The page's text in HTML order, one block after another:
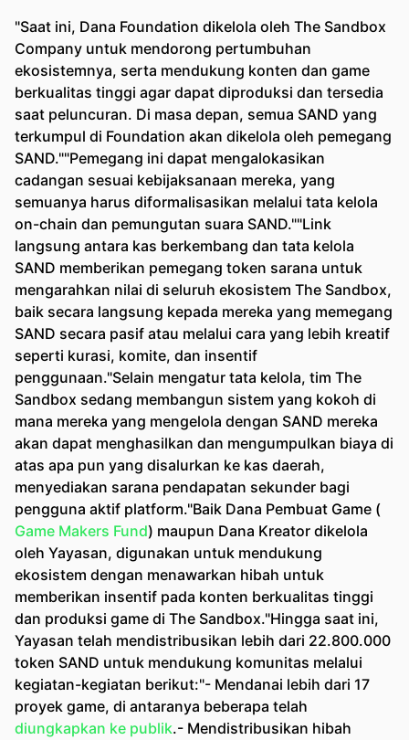
"Saat ini, Dana Foundation dikelola oleh The Sandbox
Company untuk mendorong pertumbuhan
ekosistemnya, serta mendukung konten dan game
berkualitas tinggi agar dapat diproduksi dan tersedia
saat peluncuran. Di masa depan, semua SAND yang
terkumpul di Foundation akan dikelola oleh pemegang
SAND.""Pemegang ini dapat mengalokasikan
cadangan sesuai kebijaksanaan mereka, yang
semuanya harus diformalisasikan melalui tata kelola
on-chain dan pemungutan suara SAND.""Link
langsung antara kas berkembang dan tata kelola
SAND memberikan pemegang token sarana untuk
mengarahkan nilai di seluruh ekosistem The Sandbox,
baik secara langsung kepada mereka yang memegang
SAND secara pasif atau melalui cara yang lebih kreatif
seperti kurasi, komite, dan insentif
penggunaan."Selain mengatur tata kelola, tim The
Sandbox sedang membangun sistem yang kokoh di
mana mereka yang mengelola dengan SAND mereka
akan dapat menghasilkan dan mengumpulkan biaya di
atas apa pun yang disalurkan ke kas daerah,
menyediakan sarana pendapatan sekunder bagi
pengguna aktif platform."Baik Dana Pembuat Game (
Game Makers Fund) maupun Dana Kreator dikelola
oleh Yayasan, digunakan untuk mendukung
ekosistem dengan menawarkan hibah untuk
memberikan insentif pada konten berkualitas tinggi
dan produksi game di The Sandbox."Hingga saat ini,
Yayasan telah mendistribusikan lebih dari 22.800.000
token SAND untuk mendukung komunitas melalui
kegiatan-kegiatan berikut:"- Mendanai lebih dari 17
proyek game, di antaranya beberapa telah
diungkapkan ke publik.- Mendistribusikan hibah